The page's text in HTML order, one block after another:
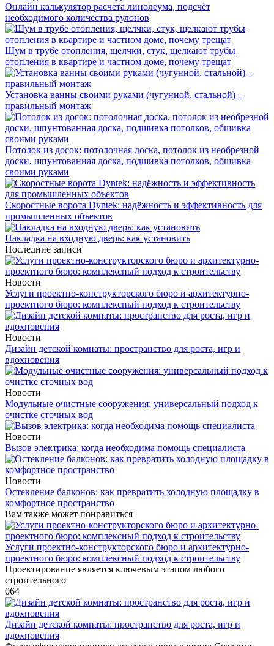
Онлайн калькулятор расчета линолеума, подсчёт
необходимого количества рулонов
Шум в трубе отопления, щелчки, стук, щелкают трубы
отопления в квартире и частном доме, почему трещат
Установка ванны своими руками (чугунной, стальной) –
правильный монтаж
Потолок из досок: потолочная доска, потолок из необрезной
доски, шпунтованная доска, подшивка потолков, обшивка
своими руками
Скоростные ворота Dyntek: надёжность и эффективность для
промышленных объектов
Накладка на входную дверь: как установить
Последние записи
Новости
Услуги проектно-конструкторского бюро и архитектурно-
проектного бюро: комплексный подход к строительству
Новости
Дизайн детской комнаты: пространство для роста, игр и
вдохновения
Новости
Модульные очистные сооружения: универсальный подход к
очистке сточных вод
Новости
Вызов электрика: когда необходима помощь специалиста
Новости
Остекление балконов: как превратить холодную площадку в
комфортное пространство
Вам также может понравиться
Услуги проектно-конструкторского бюро и архитектурно-
проектного бюро: комплексный подход к строительству
Проектирование является ключевым этапом любого
строительного
064
Дизайн детской комнаты: пространство для роста, игр и
вдохновения